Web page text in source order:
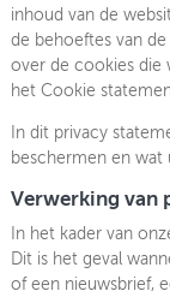
inhoud van de
de behoeftes van
over de cookies die
het Cookie
In dit privacy
beschermen en wat
Verwerking van
In het kader van
Dit is het geval
of een nieuwsbrief,